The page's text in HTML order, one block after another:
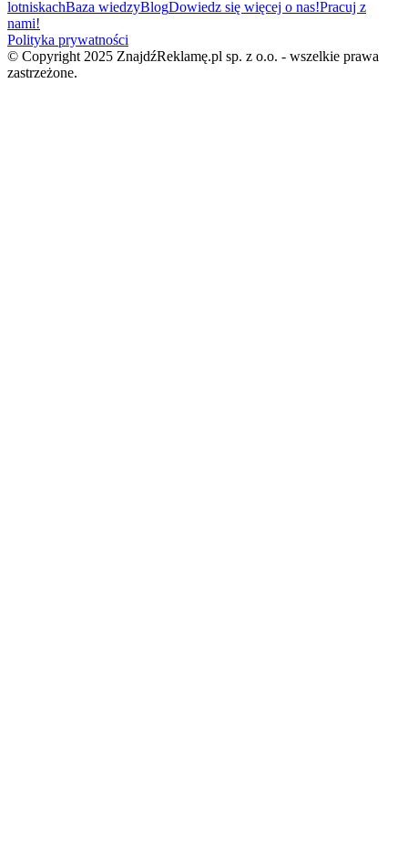
lotniskachBaza wiedzyBlogDowiedz się więcej o nas!Pracuj z
nami!
Polityka prywatności
© Copyright 2025 ZnajdźReklamę.pl sp. z o.o. - wszelkie prawa
zastrzeżone.